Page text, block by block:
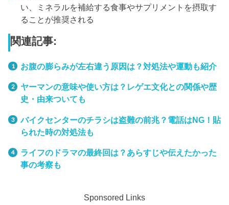
い、ミネラルを補給する食事やサプリメントを摂取す
ることが推奨される
関連記事:
お腹の膨らみが左右違う原因は？対処法や運動も紹介
ヤーマンの意味や使い方は？レゲエ文化との関係や歴
史・由来ついても
バイクセンターのチラシは盗難の前兆？電話はNG！貼
られた時の対処法も
ライフのドラマの最終回は？あらすじや伝えたかった
事の考察も
Sponsored Links